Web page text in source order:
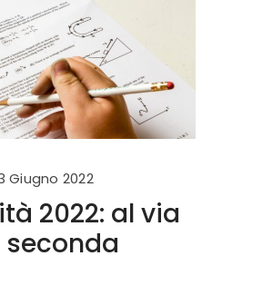
Giugno 2022
2022: al via
seconda